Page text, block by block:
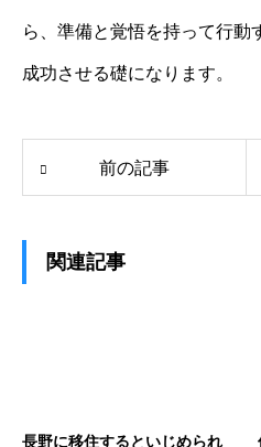
ら、準備と覚悟を持って行動
成功させる礎になります。
前の記事
関連記事
長野に移住するといじめられ